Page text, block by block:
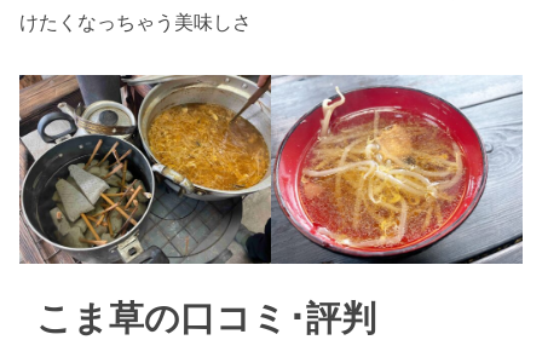
けたくなっちゃう美味しさ
こま草の口コミ･評判